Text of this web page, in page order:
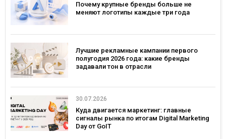
Почему крупные бренды больше не
меняют логотипы каждые три года
Лучшие рекламные кампании первого
полугодия 2026 года: какие бренды
задавали тон в отрасли
30.07.2026
Куда двигается маркетинг: главные
сигналы рынка по итогам Digital Marketing
Day от GoIT